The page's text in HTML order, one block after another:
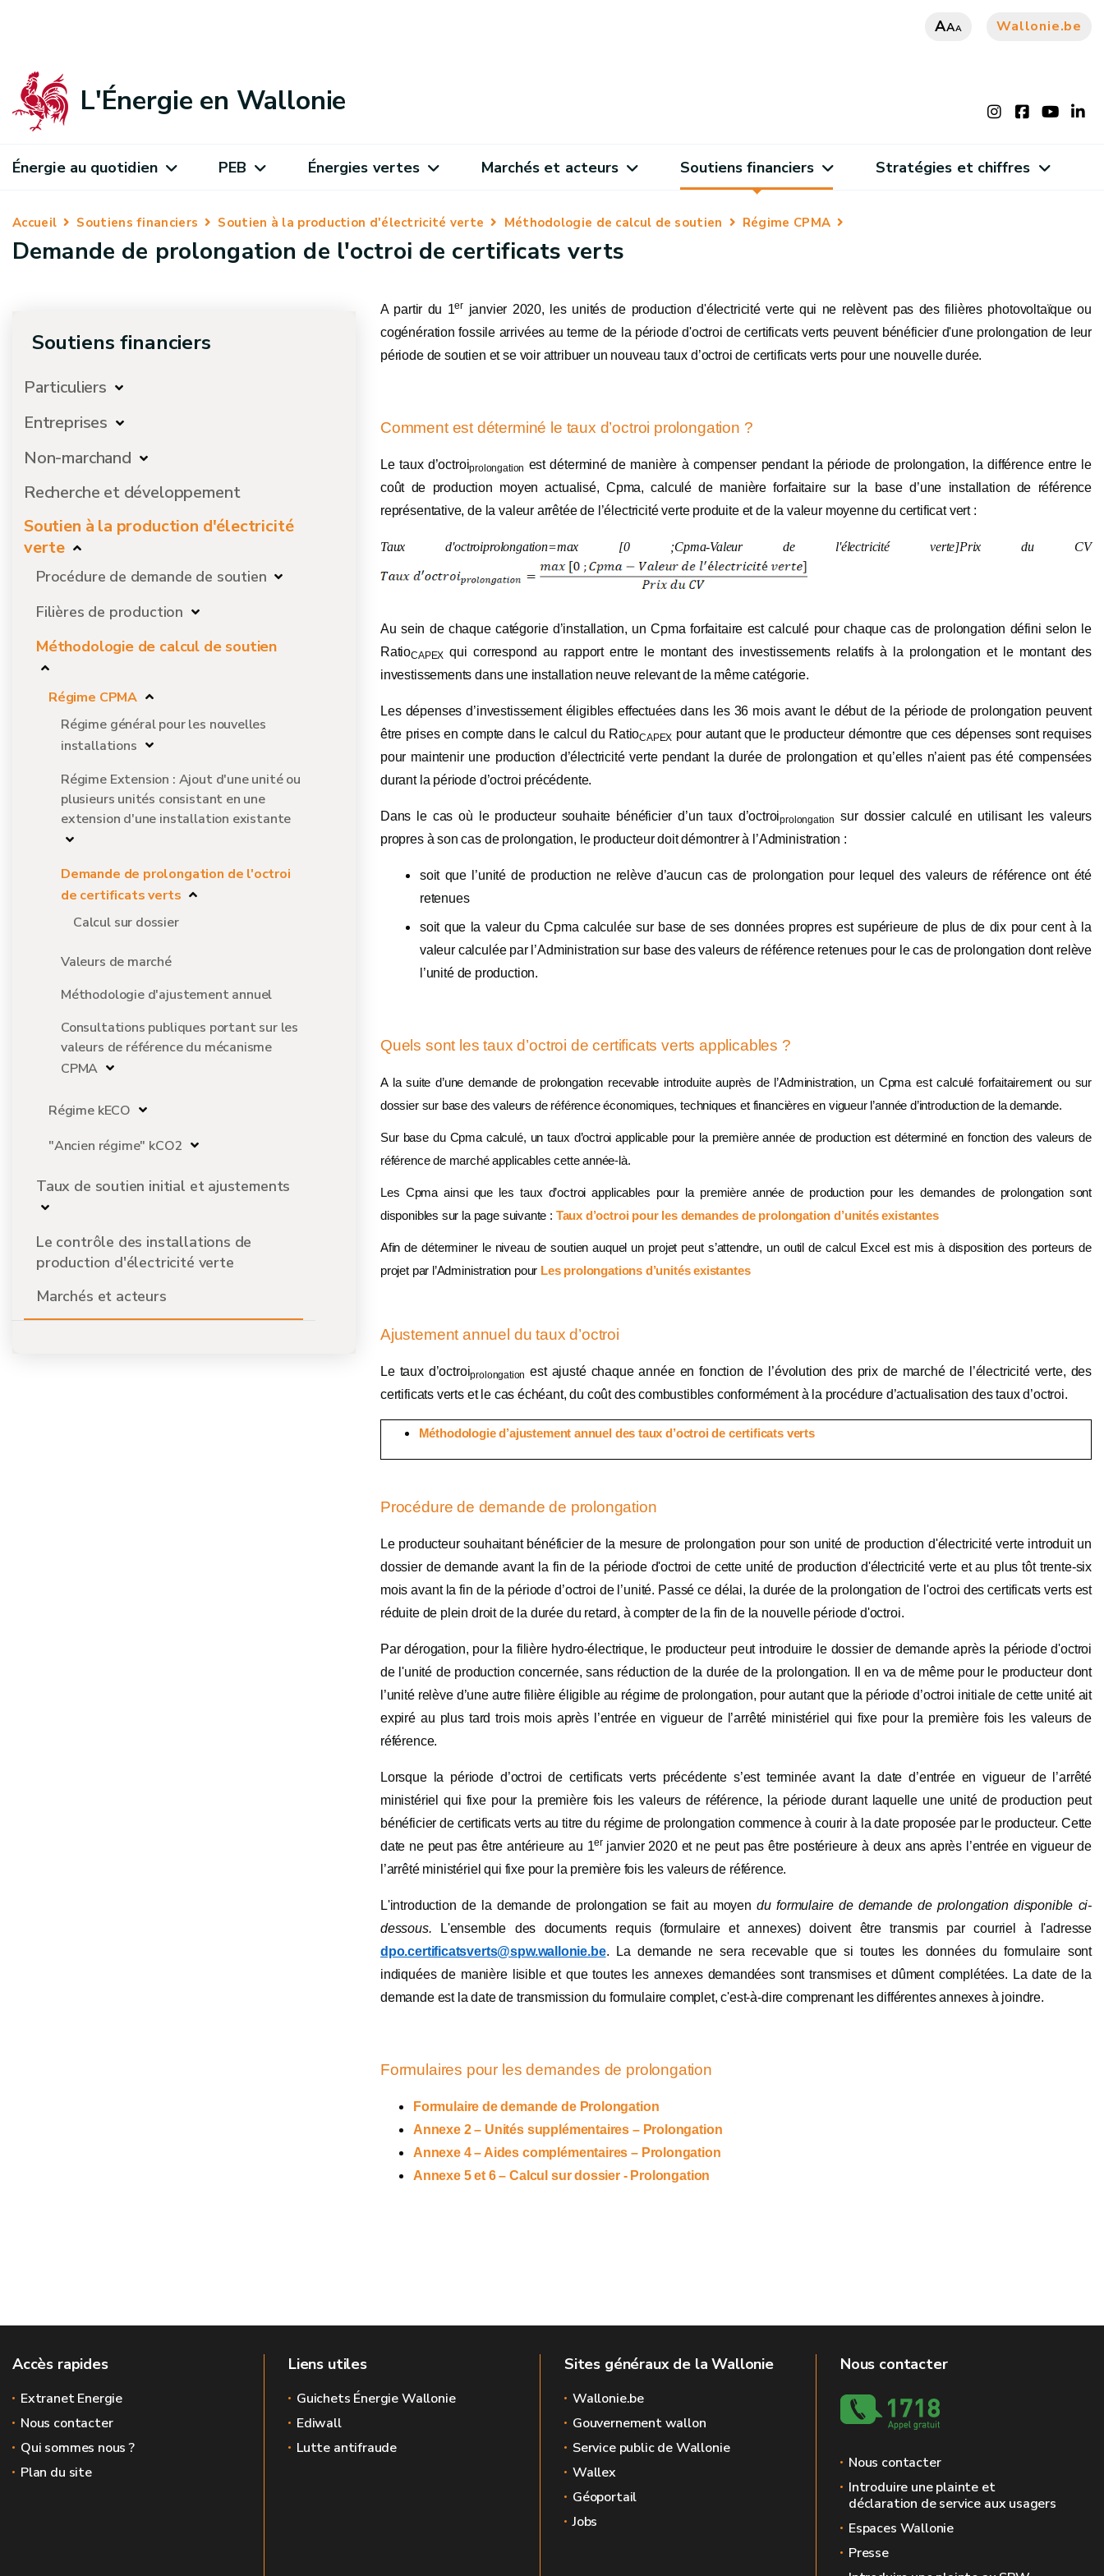
AAA Wallonie.be
L'Énergie en Wallonie
Énergie au quotidien PEB Énergies vertes Marchés et acteurs Soutiens financiers Stratégies et chiffres
Accueil Soutiens financiers Soutien à la production d'électricité verte Méthodologie de calcul de soutien Régime CPMA
Demande de prolongation de l'octroi de certificats verts
Soutiens financiers
Particuliers
Entreprises
Non-marchand
Recherche et développement
Soutien à la production d'électricité
verte
Procédure de demande de soutien
Filières de production
Méthodologie de calcul de soutien
Régime CPMA
Régime général pour les nouvelles
installations
Régime Extension : Ajout d'une unité ou
plusieurs unités consistant en une
extension d'une installation existante
Demande de prolongation de l'octroi
de certificats verts
Calcul sur dossier
Valeurs de marché
Méthodologie d'ajustement annuel
Consultations publiques portant sur les
valeurs de référence du mécanisme
CPMA
Régime kECO
"Ancien régime" kCO2
Taux de soutien initial et ajustements
Le contrôle des installations de
production d'électricité verte
Marchés et acteurs
A partir du 1er janvier 2020, les unités de production d'électricité verte qui ne relèvent pas des filières photovoltaïque ou
cogénération fossile arrivées au terme de la période d'octroi de certificats verts peuvent bénéficier d'une prolongation de leur
période de soutien et se voir attribuer un nouveau taux d’octroi de certificats verts pour une nouvelle durée.
Comment est déterminé le taux d’octroi prolongation ?
Le taux d’octroiprolongation est déterminé de manière à compenser pendant la période de prolongation, la différence entre le
coût de production moyen actualisé, Cpma, calculé de manière forfaitaire sur la base d’une installation de référence
représentative, de la valeur arrêtée de l’électricité verte produite et de la valeur moyenne du certificat vert :
Taux d'octroiprolongation=max [0 ;Cpma-Valeur de l'électricitéverte]Prix du CV
Au sein de chaque catégorie d’installation, un Cpma forfaitaire est calculé pour chaque cas de prolongation défini selon le
RatioCAPEX qui correspond au rapport entre le montant des investissements relatifs à la prolongation et le montant des
investissements dans une installation neuve relevant de la même catégorie.
Les dépenses d’investissement éligibles effectuées dans les 36 mois avant le début de la période de prolongation peuvent
être prises en compte dans le calcul du RatioCAPEX pour autant que le producteur démontre que ces dépenses sont requises
pour maintenir une production d’électricité verte pendant la durée de prolongation et qu’elles n’aient pas été compensées
durant la période d’octroi précédente.
Dans le cas où le producteur souhaite bénéficier d’un taux d’octroiprolongation sur dossier calculé en utilisant les valeurs
propres à son cas de prolongation, le producteur doit démontrer à l’Administration :
soit que l’unité de production ne relève d’aucun cas de prolongation pour lequel des valeurs de référence ont été
retenues
soit que la valeur du Cpma calculée sur base de ses données propres est supérieure de plus de dix pour cent à la
valeur calculée par l’Administration sur base des valeurs de référence retenues pour le cas de prolongation dont relève
l’unité de production.
Quels sont les taux d’octroi de certificats verts applicables ?
A la suite d’une demande de prolongation recevable introduite auprès de l’Administration, un Cpma est calculé forfaitairement ou sur
dossier sur base des valeurs de référence économiques, techniques et financières en vigueur l’année d’introduction de la demande.
Sur base du Cpma calculé, un taux d’octroi applicable pour la première année de production est déterminé en fonction des valeurs de
référence de marché applicables cette année-là.
Les Cpma ainsi que les taux d’octroi applicables pour la première année de production pour les demandes de prolongation sont
disponibles sur la page suivante : Taux d’octroi pour les demandes de prolongation d’unités existantes
Afin de déterminer le niveau de soutien auquel un projet peut s’attendre, un outil de calcul Excel est mis à disposition des porteurs de
projet par l’Administration pour Les prolongations d’unités existantes
Ajustement annuel du taux d’octroi
Le taux d’octroiprolongation est ajusté chaque année en fonction de l’évolution des prix de marché de l’électricité verte, des
certificats verts et le cas échéant, du coût des combustibles conformément à la procédure d’actualisation des taux d’octroi.
Méthodologie d’ajustement annuel des taux d’octroi de certificats verts
Procédure de demande de prolongation
Le producteur souhaitant bénéficier de la mesure de prolongation pour son unité de production d'électricité verte introduit un
dossier de demande avant la fin de la période d'octroi de cette unité de production d'électricité verte et au plus tôt trente-six
mois avant la fin de la période d’octroi de l’unité. Passé ce délai, la durée de la prolongation de l'octroi des certificats verts est
réduite de plein droit de la durée du retard, à compter de la fin de la nouvelle période d'octroi.
Par dérogation, pour la filière hydro-électrique, le producteur peut introduire le dossier de demande après la période d'octroi
de l'unité de production concernée, sans réduction de la durée de la prolongation. Il en va de même pour le producteur dont
l’unité relève d’une autre filière éligible au régime de prolongation, pour autant que la période d’octroi initiale de cette unité ait
expiré au plus tard trois mois après l’entrée en vigueur de l’arrêté ministériel qui fixe pour la première fois les valeurs de
référence.
Lorsque la période d’octroi de certificats verts précédente s’est terminée avant la date d’entrée en vigueur de l’arrêté
ministériel qui fixe pour la première fois les valeurs de référence, la période durant laquelle une unité de production peut
bénéficier de certificats verts au titre du régime de prolongation commence à courir à la date proposée par le producteur. Cette
date ne peut pas être antérieure au 1er janvier 2020 et ne peut pas être postérieure à deux ans après l’entrée en vigueur de
l’arrêté ministériel qui fixe pour la première fois les valeurs de référence.
L'introduction de la demande de prolongation se fait au moyendu formulaire de demande de prolongation disponible ci-
dessous.
L'ensemble des documents requis (formulaire et annexes) doivent être transmis par courriel à l'adresse
dpo.certificatsverts@spw.wallonie.be. La demande ne sera recevable que si toutes les données du formulaire sont
indiquées de manière lisible et que toutes les annexes demandées sont transmises et dûment complétées. La date de la
demande est la date de transmission du formulaire complet, c'est-à-dire comprenant les différentes annexes à joindre.
Formulaires pour les demandes de prolongation
Formulaire de demande de Prolongation
Annexe 2 – Unités supplémentaires – Prolongation
Annexe 4 – Aides complémentaires – Prolongation
Annexe 5 et 6 – Calcul sur dossier - Prolongation
Accès rapides
Extranet Energie
Nous contacter
Qui sommes nous ?
Plan du site
Liens utiles
Guichets Énergie Wallonie
Ediwall
Lutte antifraude
Sites généraux de la Wallonie
Wallonie.be
Gouvernement wallon
Service public de Wallonie
Wallex
Géoportail
Jobs
Nous contacter
Nous contacter
Introduire une plainte et
déclaration de service aux usagers
Espaces Wallonie
Presse